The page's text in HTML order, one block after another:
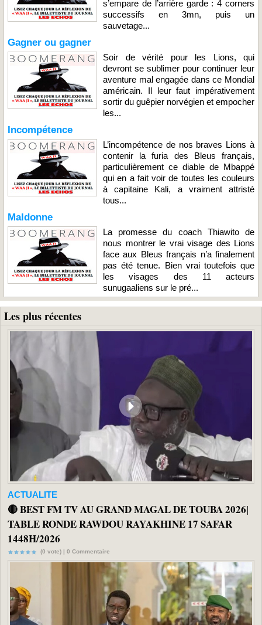
s’empare de l’arrière garde : 4 corners
successifs en 3mn, puis un
sauvetage...
Gagner ou gagner
Soir de vérité pour les Lions, qui
devront se sublimer pour continuer leur
aventure mal engagée dans ce Mondial
américain. Il leur faut impérativement
sortir du guêpier norvégien et empocher
les...
Incompétence
L’incompétence de nos braves Lions à
contenir la furia des Bleus français,
particulièrement ce diable de Mbappé
qui en a fait voir de toutes les couleurs
à capitaine Kali, a vraiment attristé
tous...
Maldonne
La promesse du coach Thiawito de
nous montrer le vrai visage des Lions
face aux Bleus français n’a finalement
pas été tenue. Bien vrai toutefois que
les visages des 11 acteurs
sunugaaliens sur le pré...
Les plus récentes
ACTUALITE
🔴 BEST FM TV AU GRAND MAGAL DE TOUBA 2026|
TABLE RONDE RAWDOU RAYAKHINE 17 SAFAR
1448H/2026
(0 vote) | 0 Commentaire